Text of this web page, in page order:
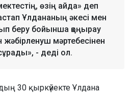
өзің айда» деп
Ұлдананың әкесі мен
беру бойынша қоңырау
мәртебесінен
- деді ол.
30 қыркүйекте Ұлдана